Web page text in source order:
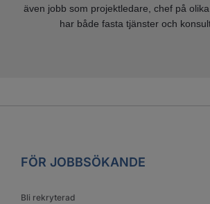
även jobb som projektledare, chef på
har både fasta tjänster och
FÖR JOBBSÖKANDE
Bli rekryterad